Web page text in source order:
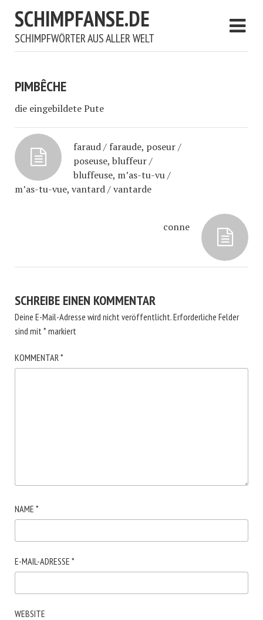
SCHIMPFANSE.DE
SCHIMPFWÖRTER AUS ALLER WELT
PIMBÊCHE
die eingebildete Pute
faraud / faraude, poseur /
poseuse, bluffeur /
bluffeuse, m’as-tu-vu /
m’as-tu-vue, vantard / vantarde
conne
SCHREIBE EINEN KOMMENTAR
Deine E-Mail-Adresse wird nicht veröffentlicht.Erforderliche Felder
sind mit*markiert
KOMMENTAR*
NAME *
E-MAIL-ADRESSE *
WEBSITE